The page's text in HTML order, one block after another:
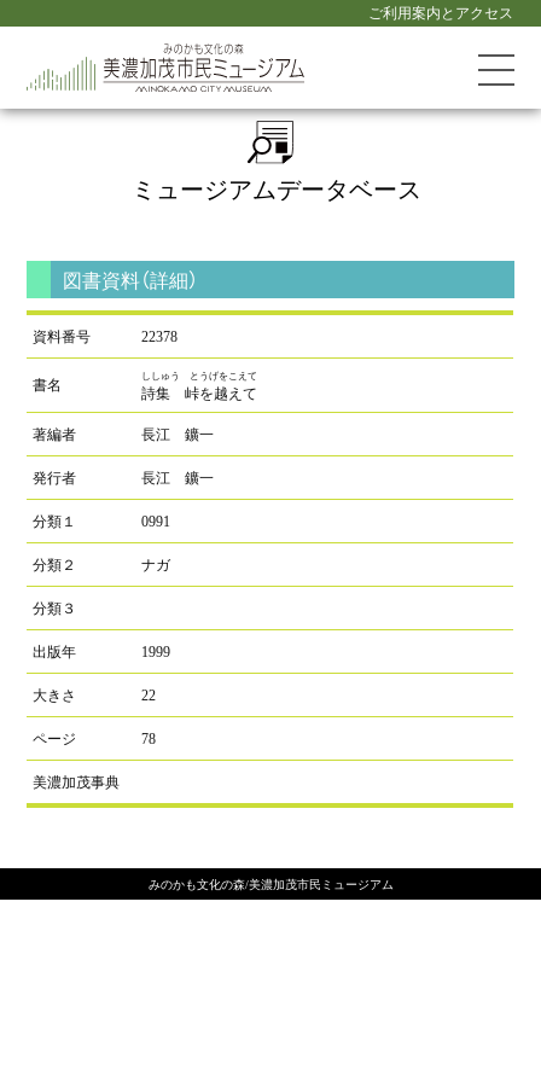
ご利用案内とアクセス
ミュージアムデータベース
図書資料（詳細）
資料番号 22378
書名 ししゅう とうげをこえて
詩集 峠を越えて
著編者
長江 鑛一
発行者
長江 鑛一
分類１
0991
分類２
ナガ
分類３
出版年
1999
大きさ
22
ページ
78
美濃加茂事典
みのかも文化の森/美濃加茂市民ミュージアム